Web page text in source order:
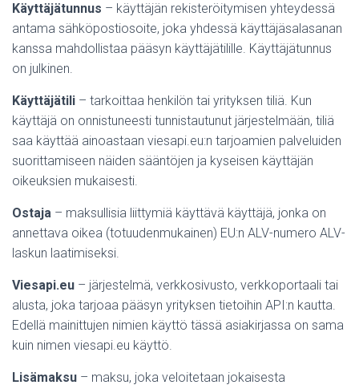
Käyttäjätunnus – käyttäjän rekisteröitymisen yhteydessä
antama sähköpostiosoite, joka yhdessä käyttäjäsalasanan
kanssa mahdollistaa pääsyn käyttäjätilille. Käyttäjätunnus
on julkinen.
Käyttäjätili – tarkoittaa henkilön tai yrityksen tiliä. Kun
käyttäjä on onnistuneesti tunnistautunut järjestelmään, tiliä
saa käyttää ainoastaan viesapi.eu:n tarjoamien palveluiden
suorittamiseen näiden sääntöjen ja kyseisen käyttäjän
oikeuksien mukaisesti.
Ostaja – maksullisia liittymiä käyttävä käyttäjä, jonka on
annettava oikea (totuudenmukainen) EU:n ALV-numero ALV-
laskun laatimiseksi.
Viesapi.eu – järjestelmä, verkkosivusto, verkkoportaali tai
alusta, joka tarjoaa pääsyn yrityksen tietoihin API:n kautta.
Edellä mainittujen nimien käyttö tässä asiakirjassa on sama
kuin nimen viesapi.eu käyttö.
Lisämaksu – maksu, joka veloitetaan jokaisesta